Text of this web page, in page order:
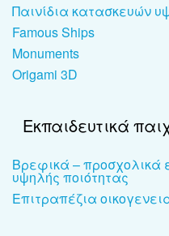
Παινίδια κατασκευών
Famous Ships
Monuments
Origami 3D
Εκπαιδευτικά
Βρεφικά – προσχολικά
υψηλής ποιότητας
Επιτραπέζια